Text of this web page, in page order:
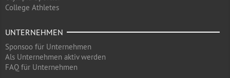
College Athletes
UNTERNEHMEN
Sponsoo für Unternehmen
Als Unternehmen aktiv werden
FAQ für Unternehmen